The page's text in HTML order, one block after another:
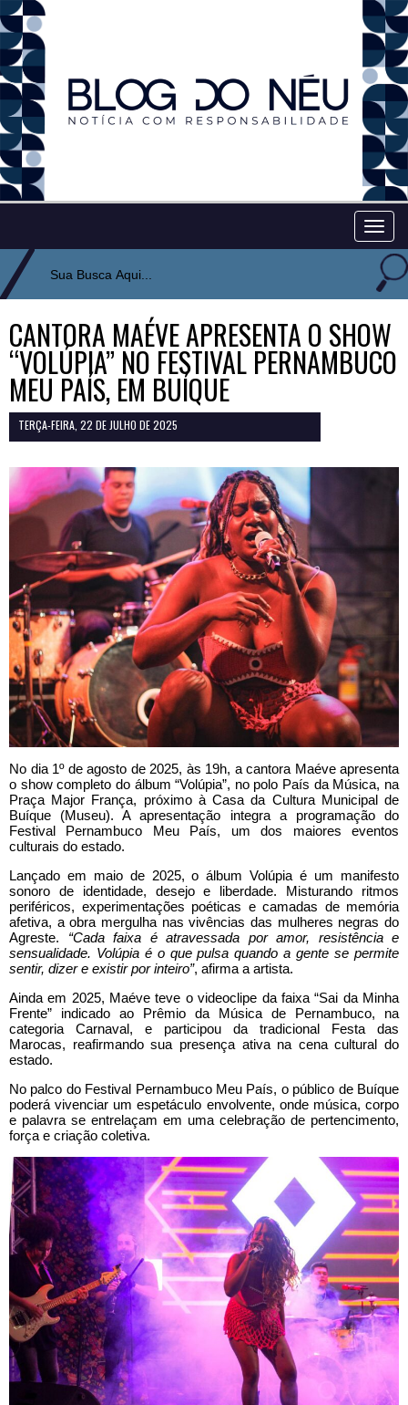
CANTORA MAÉVE APRESENTA O SHOW
“VOLÚPIA” NO FESTIVAL PERNAMBUCO
MEU PAÍS, EM BUÍQUE
TERÇA-FEIRA, 22 DE JULHO DE 2025
No dia 1º de agosto de 2025, às 19h, a cantora Maéve apresenta
o show completo do álbum “Volúpia”, no polo País da Música, na
Praça Major França, próximo à Casa da Cultura Municipal de
Buíque (Museu). A apresentação integra a programação do
Festival Pernambuco Meu País, um dos maiores eventos
culturais do estado.
Lançado em maio de 2025, o álbum Volúpia é um manifesto
sonoro de identidade, desejo e liberdade. Misturando ritmos
periféricos, experimentações poéticas e camadas de memória
afetiva, a obra mergulha nas vivências das mulheres negras do
Agreste. “Cada faixa é atravessada por amor, resistência e
sensualidade. Volúpia é o que pulsa quando a gente se permite
sentir, dizer e existir por inteiro”, afirma a artista.
Ainda em 2025, Maéve teve o videoclipe da faixa “Sai da Minha
Frente” indicado ao Prêmio da Música de Pernambuco, na
categoria Carnaval, e participou da tradicional Festa das
Marocas, reafirmando sua presença ativa na cena cultural do
estado.
No palco do Festival Pernambuco Meu País, o público de Buíque
poderá vivenciar um espetáculo envolvente, onde música, corpo
e palavra se entrelaçam em uma celebração de pertencimento,
força e criação coletiva.